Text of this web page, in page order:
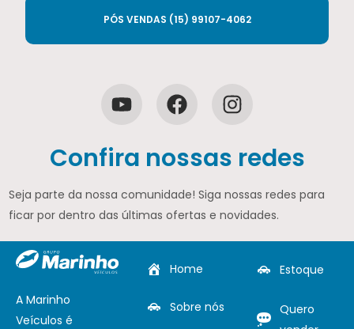
PÓS VENDAS (15) 99107-4062
Confira nossas redes
Seja parte da nossa comunidade! Siga nossas redes para
ficar por dentro das últimas ofertas e novidades.
A Marinho
Veículos é
Home
Sobre nós
Estoque
Quero